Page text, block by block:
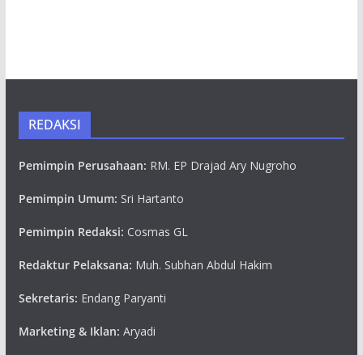
REDAKSI
Pemimpin Perusahaan: RM. EP Drajad Ary Nugroho
Pemimpin Umum: Sri Hartanto
Pemimpin Redaksi: Cosmas GL
Redaktur Pelaksana: Muh. Subhan Abdul Hakim
Sekretaris: Endang Paryanti
Marketing & Iklan: Aryadi